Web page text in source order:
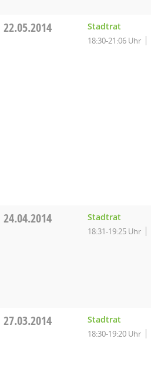
22.05.2014 Stadtrat
18:30-21:06 Uhr
24.04.2014 Stadtrat
18:31-19:25 Uhr
27.03.2014 Stadtrat
18:30-19:20 Uhr